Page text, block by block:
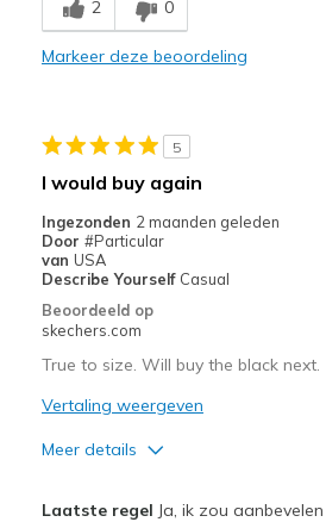
Breathe Well
Comfortable
Stylish
Casual Wear
Going Out
Travel
Sizing
Feels true to size
2 0
Markeer deze beoordeling
5
I would buy again
Ingezonden 2 maanden geleden
Door #Particular
van USA
Describe Yourself Casual
Beoordeeld op
skechers.com
True to size. Will buy the black next.
Vertaling weergeven
Meer details
Laatste regel Ja, ik zou